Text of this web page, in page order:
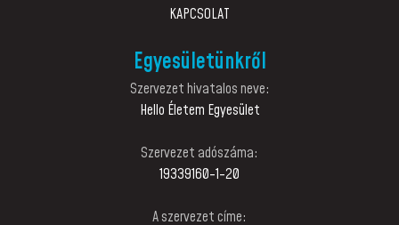
KAPCSOLAT
Egyesületünkről
Szervezet hivatalos neve:
Hello Életem Egyesület
Szervezet adószáma:
19339160-1-20
A szervezet címe: